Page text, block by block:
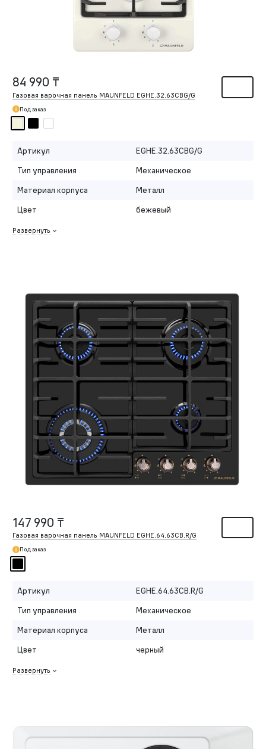
84 990 ₸
Газовая варочная панель MAUNFELD EGHE.32.63CBG/G
Под заказ
Артикул
EGHE.32.63CBG/G
Тип управления
Механическое
Материал корпуса
Металл
Цвет
бежевый
Развернуть
147 990 ₸
Газовая варочная панель MAUNFELD EGHE.64.63CB.R/G
Под заказ
Артикул
EGHE.64.63CB.R/G
Тип управления
Механическое
Материал корпуса
Металл
Цвет
черный
Развернуть